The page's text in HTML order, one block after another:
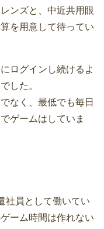
ンズと、中近共用眼
を用意して待ってい
ログインし続けるよ
した。
なく、最低でも毎日
ゲームはしていま
社員として働いてい
ーム時間は作れない